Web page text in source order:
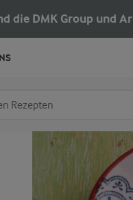
die DMK Group und